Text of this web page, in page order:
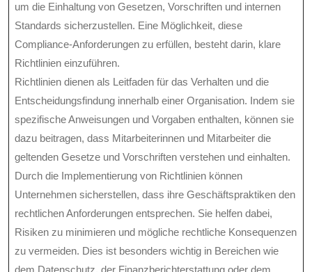
um die Einhaltung von Gesetzen, Vorschriften und internen
Standards sicherzustellen. Eine Möglichkeit, diese
Compliance-Anforderungen zu erfüllen, besteht darin, klare
Richtlinien einzuführen.
Richtlinien dienen als Leitfaden für das Verhalten und die
Entscheidungsfindung innerhalb einer Organisation. Indem sie
spezifische Anweisungen und Vorgaben enthalten, können sie
dazu beitragen, dass Mitarbeiterinnen und Mitarbeiter die
geltenden Gesetze und Vorschriften verstehen und einhalten.
Durch die Implementierung von Richtlinien können
Unternehmen sicherstellen, dass ihre Geschäftspraktiken den
rechtlichen Anforderungen entsprechen. Sie helfen dabei,
Risiken zu minimieren und mögliche rechtliche Konsequenzen
zu vermeiden. Dies ist besonders wichtig in Bereichen wie
dem Datenschutz, der Finanzberichterstattung oder dem